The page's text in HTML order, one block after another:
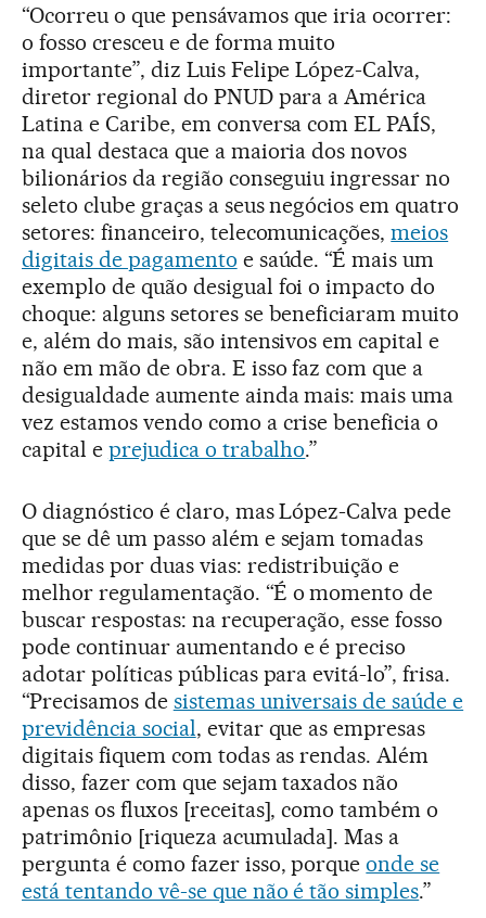
“Ocorreu o que pensávamos que iria ocorrer:
o fosso cresceu e de forma muito
importante”, diz Luis Felipe López-Calva,
diretor regional do PNUD para a América
Latina e Caribe, em conversa com EL PAÍS,
na qual destaca que a maioria dos novos
bilionários da região conseguiu ingressar no
seleto clube graças a seus negócios em quatro
setores: financeiro, telecomunicações,meios
digitais de pagamento e saúde. “É mais um
exemplo de quão desigual foi o impacto do
choque: alguns setores se beneficiaram muito
e, além do mais, são intensivos em capital e
não em mão de obra. E isso faz com que a
desigualdade aumente ainda mais: mais uma
vez estamos vendo como a crise beneficia o
capital e prejudica o trabalho.”
O diagnóstico é claro, mas López-Calva pede
que se dê um passo além e sejam tomadas
medidas por duas vias: redistribuição e
melhor regulamentação. “É o momento de
buscar respostas: na recuperação, esse fosso
pode continuar aumentando e é preciso
adotar políticas públicas para evitá-lo”, frisa.
“Precisamos de sistemas universais de saúde e
previdência social, evitar que as empresas
digitais fiquem com todas as rendas. Além
disso, fazer com que sejam taxados não
apenas os fluxos [receitas], como também o
patrimônio [riqueza acumulada]. Mas a
pergunta é como fazer isso, porqueonde se
está tentando vê-se que não é tão simples.”